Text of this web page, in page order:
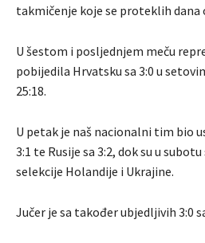
takmičenje koje se proteklih dana
U šestom i posljednjem meču
pobijedila Hrvatsku sa 3:0 u
25:18.
U petak je naš nacionalni tim bio
3:1 te Rusije sa 3:2, dok su u
selekcije Holandije i Ukrajine.
Jučer je sa također ubjedljivih 3:0